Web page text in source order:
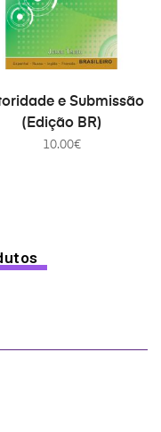
COMPRAR
e Submissão
(Edição BR)
10.00€